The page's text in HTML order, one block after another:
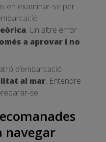
en examinar-se per
. Un altre error
a aprovar i no
d’embarcació
al mar. Entendre
se.
navegar